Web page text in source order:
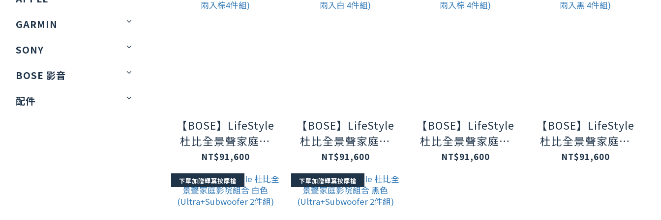
GARMIN
SONY
BOSE 影音
配件
【BOSE】LifeStyle
杜比全景聲家庭影
院組合 白色
(Ultra+Subwoofer+後
環繞兩入棕4件組)
NT$91,600
【BOSE】LifeStyle
杜比全景聲家庭影
院組合 白色
(Ultra+Subwoofer+後
環繞兩入白 4件組)
NT$91,600
【BOSE】LifeStyle
杜比全景聲家庭影
院組合 黑色
NT$91,600
【BOSE】LifeStyle
杜比全景聲家庭影
院組合 黑色
NT$91,600
下單加贈輝葉按摩槍 下單加贈輝葉按摩槍